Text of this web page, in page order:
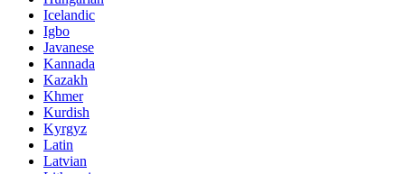
Icelandic
Igbo
Javanese
Kannada
Kazakh
Khmer
Kurdish
Kyrgyz
Latin
Latvian